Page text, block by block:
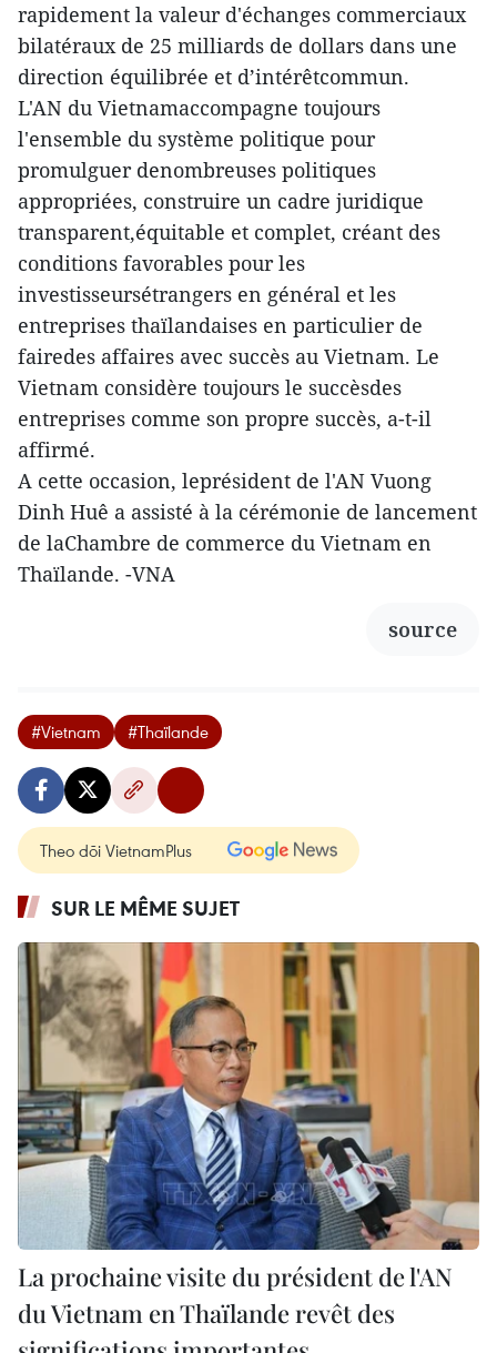
rapidement la valeur d'échanges commerciaux
bilatéraux de 25 milliards de dollars dans une
direction équilibrée et d’intérêtcommun.
L'AN du Vietnamaccompagne toujours
l'ensemble du système politique pour
promulguer denombreuses politiques
appropriées, construire un cadre juridique
transparent,équitable et complet, créant des
conditions favorables pour les
investisseursétrangers en général et les
entreprises thaïlandaises en particulier de
fairedes affaires avec succès au Vietnam. Le
Vietnam considère toujours le succèsdes
entreprises comme son propre succès, a-t-il
affirmé.
A cette occasion, leprésident de l'AN Vuong
Dinh Huê a assisté à la cérémonie de lancement
de laChambre de commerce du Vietnam en
Thaïlande. -VNA
source
#Vietnam #Thaïlande
Theo dõi VietnamPlus
SUR LE MÊME SUJET
La prochaine visite du président de l'AN
du Vietnam en Thaïlande revêt des